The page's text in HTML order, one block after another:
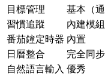
目標管理
基本（通
習慣追蹤
內建模組
番茄鐘定時器 內置
日曆整合
完全同步
自然語言輸入 優秀